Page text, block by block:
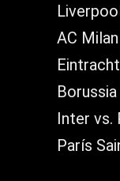
AC
Inter vs.
París